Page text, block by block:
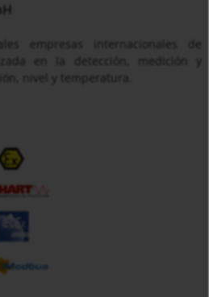
en la detección, medición y
nivel y temperatura.